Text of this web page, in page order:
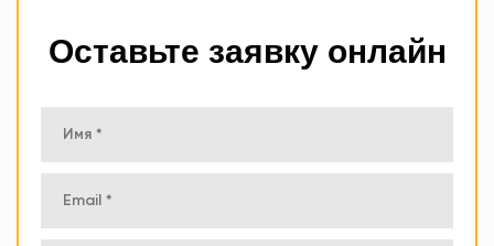
Оставьте заявку онлайн